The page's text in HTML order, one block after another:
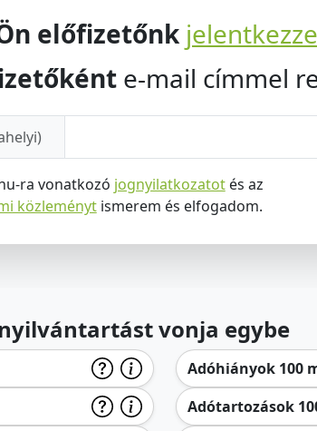
előfizetőnk
e-mail címmel
ra vonatkozó jognyilatkozatotés az
közleménytismerem és elfogadom.
vonja egybe
Adóhiányok 100
Adótartozások